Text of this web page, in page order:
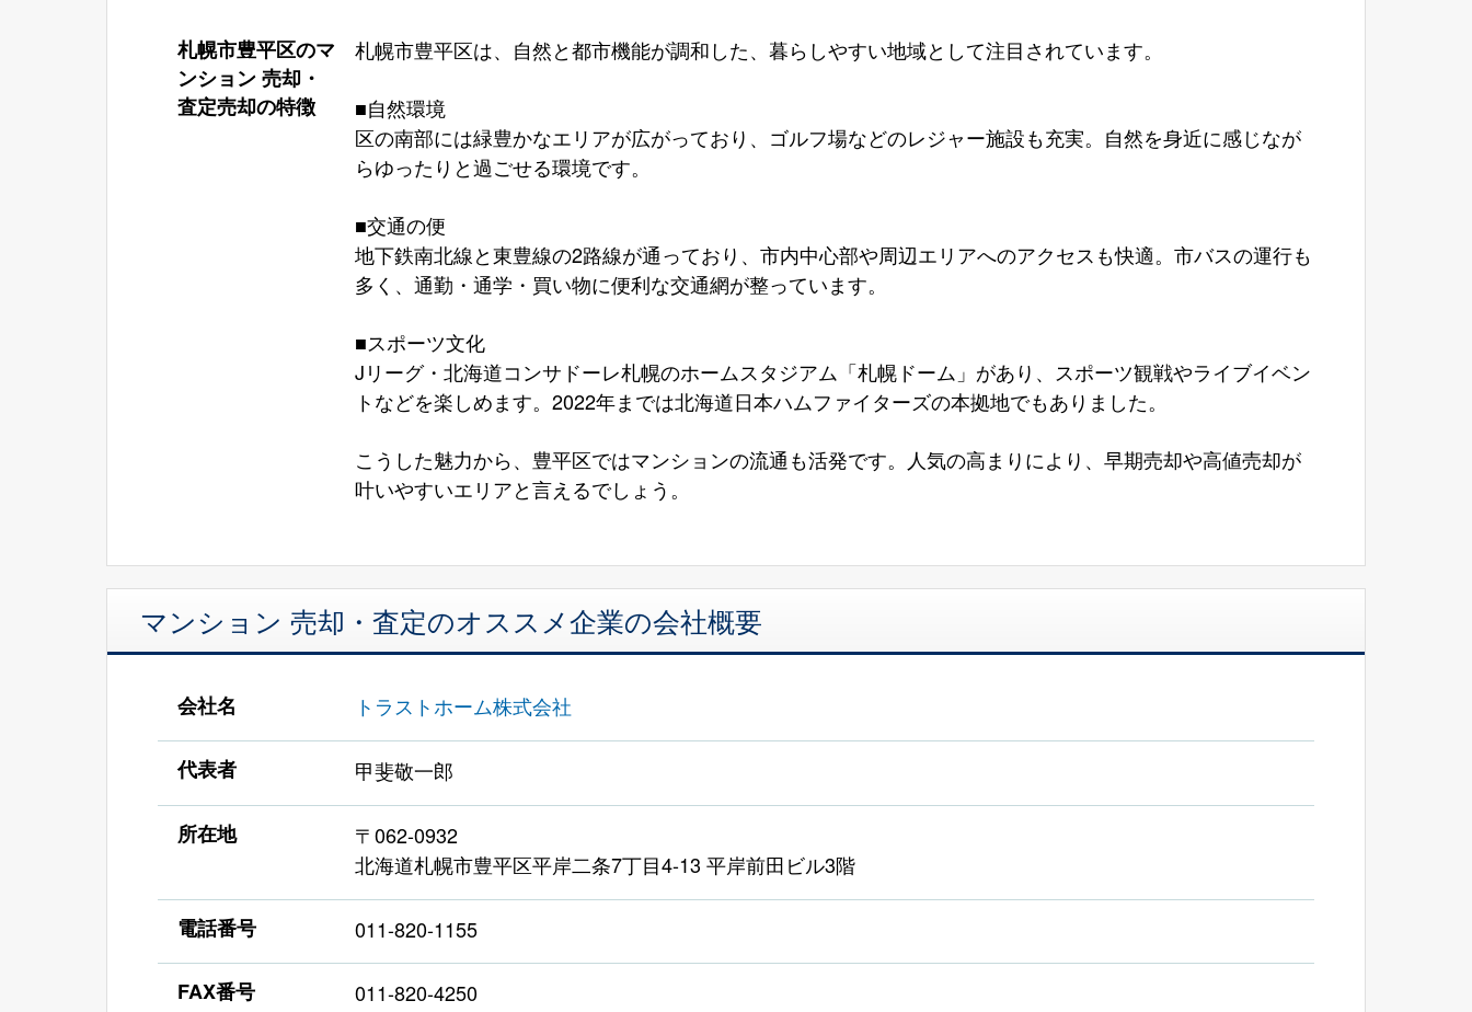
札幌市豊平区のマ
ンション 売却・
査定売却の特徴
札幌市豊平区は、自然と都市機能が調和した、暮らしやすい地域として注目されています。
■自然環境
区の南部には緑豊かなエリアが広がっており、ゴルフ場などのレジャー施設も充実。自然を身近に感じなが
らゆったりと過ごせる環境です。
■交通の便
地下鉄南北線と東豊線の2路線が通っており、市内中心部や周辺エリアへのアクセスも快適。市バスの運行も
多く、通勤・通学・買い物に便利な交通網が整っています。
■スポーツ文化
Jリーグ・北海道コンサドーレ札幌のホームスタジアム「札幌ドーム」があり、スポーツ観戦やライブイベン
トなどを楽しめます。2022年までは北海道日本ハムファイターズの本拠地でもありました。
こうした魅力から、豊平区ではマンションの流通も活発です。人気の高まりにより、早期売却や高値売却が
叶いやすいエリアと言えるでしょう。
マンション 売却・査定のオススメ企業の会社概要
会社名 トラストホーム株式会社
代表者 甲斐敬一郎
所在地
〒062-0932
北海道札幌市豊平区平岸二条7丁目4-13 平岸前田ビル3階
電話番号 011-820-1155
FAX番号 011-820-4250